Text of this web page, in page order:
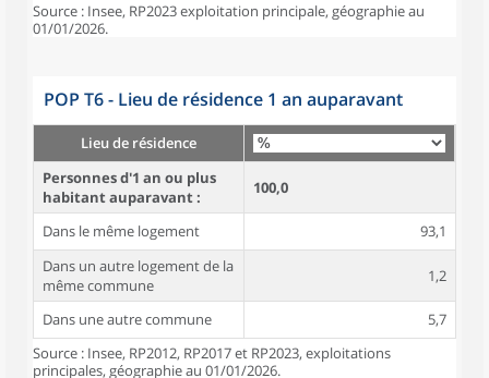
Source : Insee, RP2023 exploitation principale, géographie au
01/01/2026.
POP T6 - Lieu de résidence 1 an auparavant
Lieu de résidence
Personnes d'1 an ou plus
habitant auparavant :
100,0
Dans le même logement
93,1
Dans un autre logement de la
même commune
1,2
Dans une autre commune
5,7
Source : Insee, RP2012, RP2017 et RP2023, exploitations
principales, géographie au 01/01/2026.